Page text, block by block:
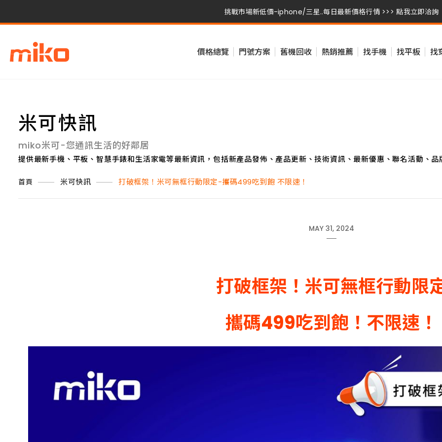
挑戰市場新低價-iphone/三星..每日最新價格行情 >>> 點我立即洽詢
挑戰市場新低價-iphone/三星..每日最新價格行情 >>> 點我立即洽詢
價格總覽 門號方案 舊機回收 熱銷推薦 找手機 找平板 找
米可快訊
miko米可-您通訊生活的好鄰居
提供最新手機、平板、智慧手錶和生活家電等最新資訊，包括新產品發佈、產品更新、技術資訊、最新優惠、聯名活動、品
首頁 米可快訊 打破框架！米可無框行動限定-攜碼499吃到飽 不限速！
MAY 31, 2024
打破框架！米可無框行動限
攜碼499吃到飽！不限速！